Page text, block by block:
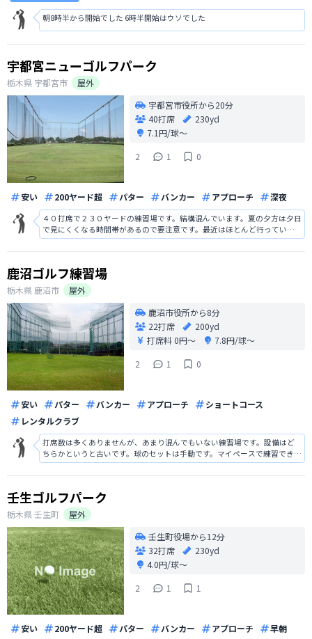
朝8時半から開始でした 6時半開始はウソでした
宇都宮ニューゴルフパーク
栃木県 宇都宮市
屋外
宇都宮市役所から20分
40打席
230yd
7.1円/球〜
2
1 0
安い 200ヤード超 パター バンカー アプローチ 深夜
４０打席で２３０ヤードの練習場です。結構混んでいます。夏の夕方は夕日
で見にくくなる時間帯があるので要注意です。最近はほとんど行っていな
いのですが、練習ボールは古いのがほとんどでした。（それでいかなくな
ったのですが…）
鹿沼ゴルフ練習場
栃木県 鹿沼市
屋外
鹿沼市役所から8分
22打席
200yd
打席料0円〜
7.8円/球〜
2
1 0
安い パター バンカー アプローチ
ショートコース
レンタルクラブ
打席数は多くありませんが、あまり混んでもいない練習場です。設備はど
ちらかというと古いです。球のセットは手動です。マイペースで練習できま
す。道を挟んでショートコースのゴルフ場がありますのでプレー前、後の
練習にも使えます。
壬生ゴルフパーク
栃木県壬生町
屋外
壬生町役場から12分
32打席
230yd
4.0円/球〜
2
1 1
安い 200ヤード超 パター バンカー アプローチ 早朝